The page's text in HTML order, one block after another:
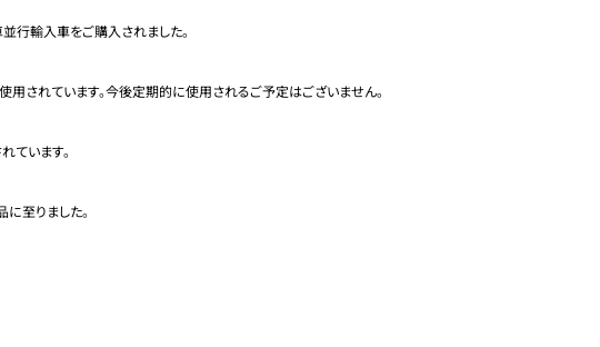
行輸入車をご購入されました。
用されています。今後定期的に使用されるご予定はございません。
ています。
至りました。